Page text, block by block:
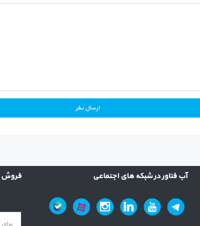
آب فناور در شبکه های اجتماعی فروش